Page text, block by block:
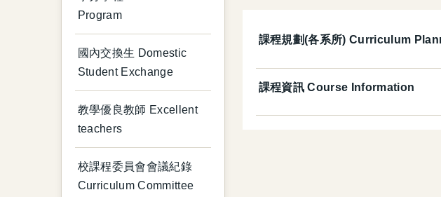
Program
國內交換生 Domestic
Student Exchange
教學優良教師 Excellent
teachers
校課程委員會會議紀錄
Curriculum Committee
課程規劃(各系所) Curriculum
課程資訊 Course Information